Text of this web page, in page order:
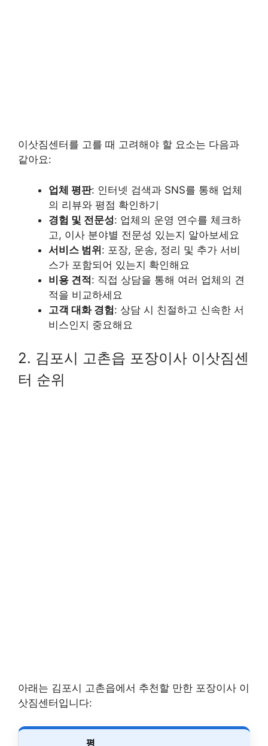
이삿짐센터를 고를 때 고려해야 할 요소는 다음과
같아요:
업체 평판: 인터넷 검색과 SNS를 통해 업체
의 리뷰와 평점 확인하기
경험 및 전문성: 업체의 운영 연수를 체크하
고, 이사 분야별 전문성 있는지 알아보세요
서비스 범위: 포장, 운송, 정리 및 추가 서비
스가 포함되어 있는지 확인해요
비용 견적: 직접 상담을 통해 여러 업체의 견
적을 비교하세요
고객 대화 경험: 상담 시 친절하고 신속한 서
비스인지 중요해요
2. 김포시 고촌읍 포장이사 이삿짐센
터 순위
아래는 김포시 고촌읍에서 추천할 만한 포장이사 이
삿짐센터입니다:
평